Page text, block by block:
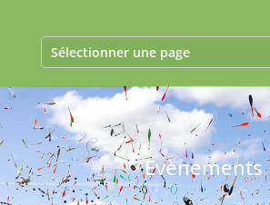
Sélectionner une page
Evènements